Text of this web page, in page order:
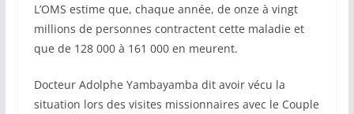
L’OMS estime que, chaque année, de onze à vingt
millions de personnes contractent cette maladie et
que de 128 000 à 161 000 en meurent.
Docteur Adolphe Yambayamba dit avoir vécu la
situation lors des visites missionnaires avec le Couple